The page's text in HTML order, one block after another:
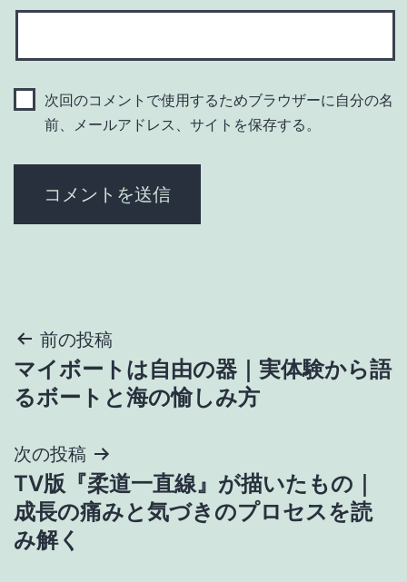
次回のコメントで使用するためブラウザーに自分の名
前、メールアドレス、サイトを保存する。
投
稿
ビ
ゲ
ー
前の投稿
マイボートは自由の器｜実体験から語
るボートと海の愉しみ方
次の投稿
TV版『柔道一直線』が描いたもの｜
成長の痛みと気づきのプロセスを読
み解く